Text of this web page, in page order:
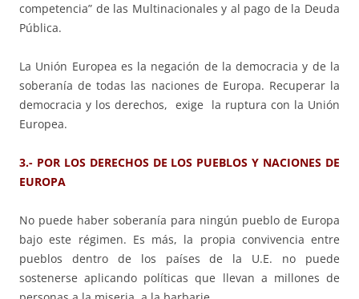
competencia” de las Multinacionales y al pago de la Deuda
Pública.
La Unión Europea es la negación de la democracia y de la
soberanía de todas las naciones de Europa. Recuperar la
democracia y los derechos, exige la ruptura con la Unión
Europea.
3.- POR LOS DERECHOS DE LOS PUEBLOS Y NACIONES DE
EUROPA
No puede haber soberanía para ningún pueblo de Europa
bajo este régimen. Es más, la propia convivencia entre
pueblos dentro de los países de la U.E. no puede
sostenerse aplicando políticas que llevan a millones de